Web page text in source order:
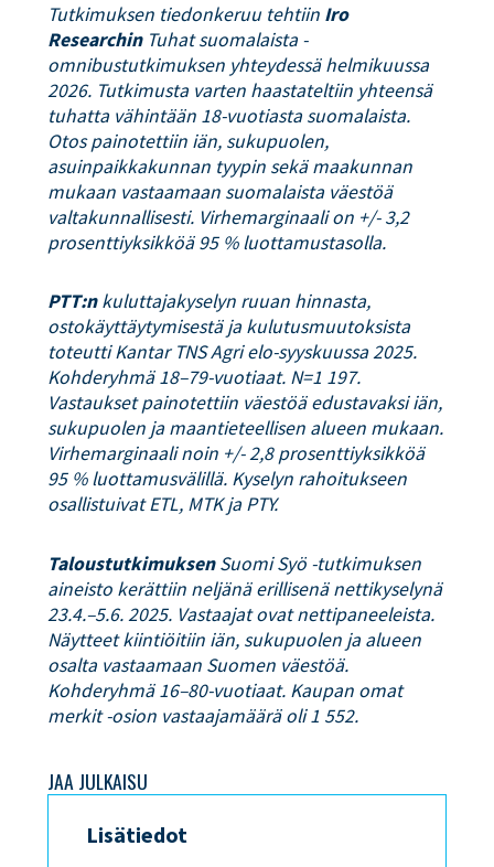
Tutkimuksen tiedonkeruu tehtiin Iro
ResearchinTuhat suomalaista -
omnibustutkimuksen yhteydessä helmikuussa
2026. Tutkimusta varten haastateltiin yhteensä
tuhatta vähintään 18-vuotiasta suomalaista.
Otos painotettiin iän, sukupuolen,
asuinpaikkakunnan tyypin sekä maakunnan
mukaan vastaamaan suomalaista väestöä
valtakunnallisesti. Virhemarginaali on +/- 3,2
prosenttiyksikköä 95 % luottamustasolla.
PTT:nkuluttajakyselyn ruuan hinnasta,
ostokäyttäytymisestä ja kulutusmuutoksista
toteutti Kantar TNS Agri elo-syyskuussa 2025.
Kohderyhmä 18–79-vuotiaat. N=1 197.
Vastaukset painotettiin väestöä edustavaksi iän,
sukupuolen ja maantieteellisen alueen mukaan.
Virhemarginaali noin +/- 2,8 prosenttiyksikköä
95 % luottamusvälillä. Kyselyn rahoitukseen
osallistuivat ETL, MTK ja PTY.
TaloustutkimuksenSuomi Syö -tutkimuksen
aineisto kerättiin neljänä erillisenä nettikyselynä
23.4.–5.6. 2025. Vastaajat ovat nettipaneeleista.
Näytteet kiintiöitiin iän, sukupuolen ja alueen
osalta vastaamaan Suomen väestöä.
Kohderyhmä 16–80-vuotiaat. Kaupan omat
merkit -osion vastaajamäärä oli 1 552.
JAA JULKAISU
Lisätiedot